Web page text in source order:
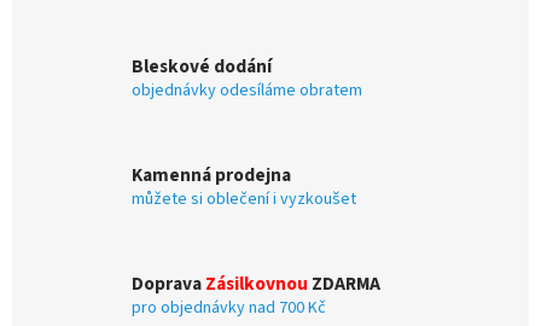
Bleskové dodání
objednávky odesíláme obratem
Kamenná prodejna
můžete si oblečení i vyzkoušet
DopravaZásilkovnou ZDARMA
pro objednávky nad 700 Kč